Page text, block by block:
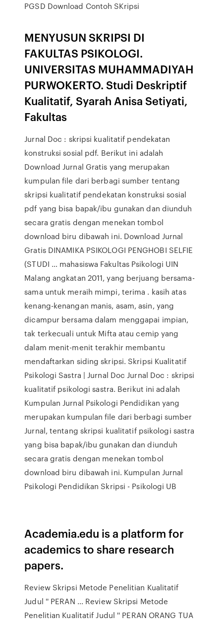
PGSD Download Contoh SKripsi
MENYUSUN SKRIPSI DI
FAKULTAS PSIKOLOGI.
UNIVERSITAS MUHAMMADIYAH
PURWOKERTO. Studi Deskriptif
Kualitatif, Syarah Anisa Setiyati,
Fakultas
Jurnal Doc : skripsi kualitatif pendekatan
konstruksi sosial pdf. Berikut ini adalah
Download Jurnal Gratis yang merupakan
kumpulan file dari berbagi sumber tentang
skripsi kualitatif pendekatan konstruksi sosial
pdf yang bisa bapak/ibu gunakan dan diunduh
secara gratis dengan menekan tombol
download biru dibawah ini. Download Jurnal
Gratis DINAMIKA PSIKOLOGI PENGHOBI SELFIE
(STUDI … mahasiswa Fakultas Psikologi UIN
Malang angkatan 2011, yang berjuang bersama-
sama untuk meraih mimpi, terima . kasih atas
kenang-kenangan manis, asam, asin, yang
dicampur bersama dalam menggapai impian,
tak terkecuali untuk Mifta atau cemip yang
dalam menit-menit terakhir membantu
mendaftarkan siding skripsi. Skripsi Kualitatif
Psikologi Sastra | Jurnal Doc Jurnal Doc : skripsi
kualitatif psikologi sastra. Berikut ini adalah
Kumpulan Jurnal Psikologi Pendidikan yang
merupakan kumpulan file dari berbagi sumber
Jurnal, tentang skripsi kualitatif psikologi sastra
yang bisa bapak/ibu gunakan dan diunduh
secara gratis dengan menekan tombol
download biru dibawah ini. Kumpulan Jurnal
Psikologi Pendidikan Skripsi - Psikologi UB
Academia.edu is a platform for
academics to share research
papers.
Review Skripsi Metode Penelitian Kualitatif
Judul '' PERAN ... Review Skripsi Metode
Penelitian Kualitatif Judul '' PERAN ORANG TUA